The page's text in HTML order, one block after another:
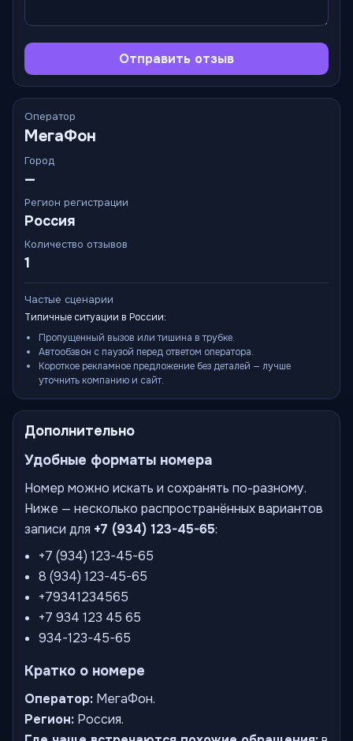
Отправить отзыв
Оператор
МегаФон
Город
—
Регион регистрации
Россия
Количество отзывов
1
Частые сценарии
Типичные ситуации в России:
Пропущенный вызов или тишина в трубке.
Автообзвон с паузой перед ответом оператора.
Короткое рекламное предложение без деталей — лучше
уточнить компанию и сайт.
Дополнительно
Удобные форматы номера
Номер можно искать и сохранять по-разному.
Ниже — несколько распространённых вариантов
записи для +7 (934) 123-45-65:
+7 (934) 123-45-65
8 (934) 123-45-65
+79341234565
+7 934 123 45 65
934-123-45-65
Кратко о номере
Оператор: МегаФон.
Регион: Россия.